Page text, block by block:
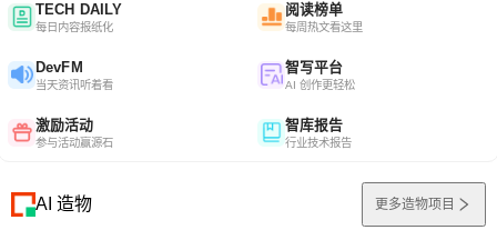
TECH DAILY
每日内容报纸化
阅读榜单
每周热文看这里
DevFM
当天资讯听着看
智写平台
AI 创作更轻松
激励活动
参与活动赢源石
智库报告
行业技术报告
AI 造物 更多造物项目